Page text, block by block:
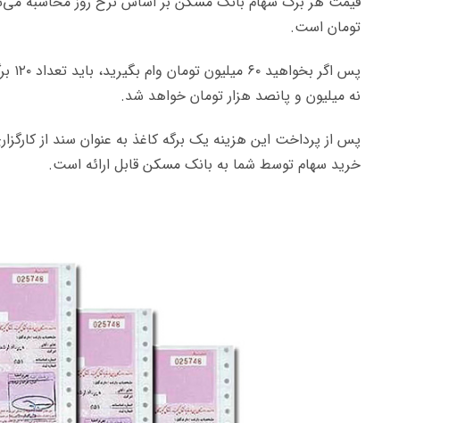
تومان است.
نه میلیون و پانصد هزار تومان خواهد شد.
پس از پرداخت این هزینه یک برگه کاغذ به عنوان سند از
خرید سهام توسط شما به بانک مسکن قابل ارائه است.